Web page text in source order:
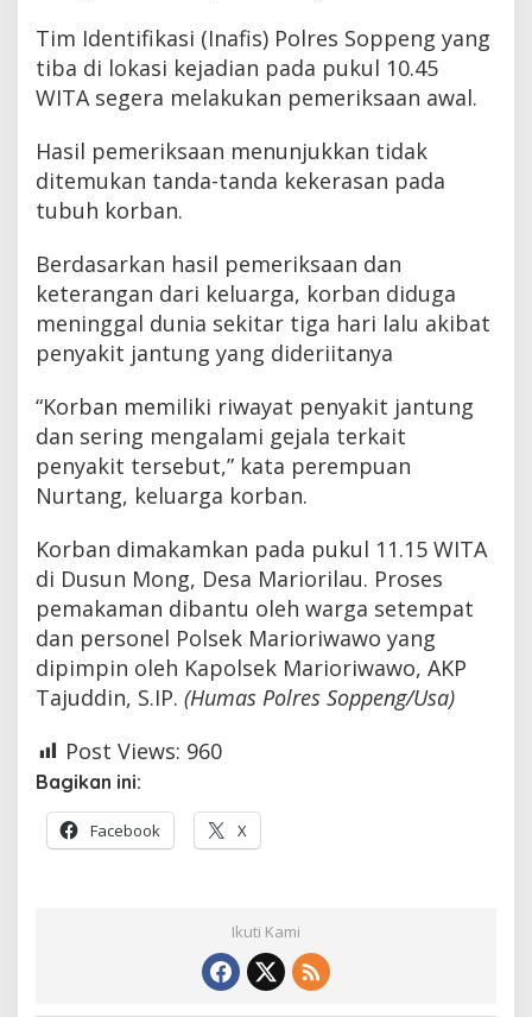
Tim Identifikasi (Inafis) Polres Soppeng yang
tiba di lokasi kejadian pada pukul 10.45
WITA segera melakukan pemeriksaan awal.
Hasil pemeriksaan menunjukkan tidak
ditemukan tanda-tanda kekerasan pada
tubuh korban.
Berdasarkan hasil pemeriksaan dan
keterangan dari keluarga, korban diduga
meninggal dunia sekitar tiga hari lalu akibat
penyakit jantung yang dideriitanya
“Korban memiliki riwayat penyakit jantung
dan sering mengalami gejala terkait
penyakit tersebut,” kata perempuan
Nurtang, keluarga korban.
Korban dimakamkan pada pukul 11.15 WITA
di Dusun Mong, Desa Mariorilau. Proses
pemakaman dibantu oleh warga setempat
dan personel Polsek Marioriwawo yang
dipimpin oleh Kapolsek Marioriwawo, AKP
Tajuddin, S.IP. (Humas Polres Soppeng/Usa)
Post Views: 960
Bagikan ini:
Facebook X
Ikuti Kami